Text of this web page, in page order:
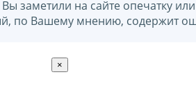
Вы заметили на сайте опечатку
по Вашему мнению, содержит
×